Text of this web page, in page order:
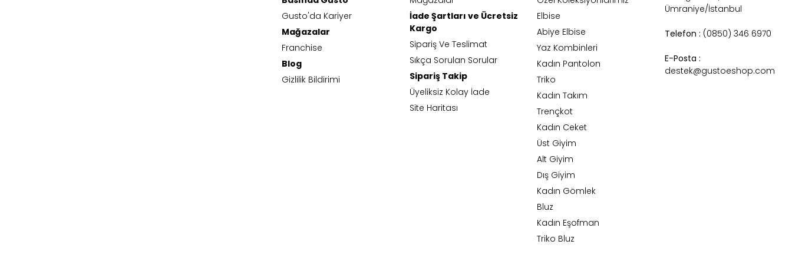
Gusto'da Kariyer
Mağazalar
Franchise
Blog
Gizlilik Bildirimi
İade Şartları ve Ücretsiz
Kargo
Sipariş Ve Teslimat
Sıkça Sorulan Sorular
Sipariş Takip
Üyeliksiz Kolay İade
Site Haritası
Elbise
Abiye Elbise
Yaz Kombinleri
Kadın Pantolon
Triko
Kadın Takım
Trençkot
Kadın Ceket
Üst Giyim
Alt Giyim
Dış Giyim
Kadın Gömlek
Bluz
Kadın Eşofman
Triko Bluz
Ümraniye/İstanbul
Telefon : (0850) 346 6970
E-Posta :
destek@gustoeshop.com